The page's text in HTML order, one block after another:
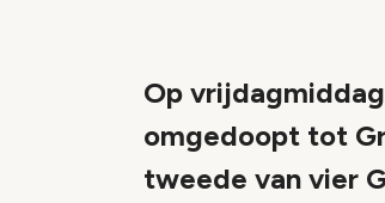
Op
omgedoopt tot
tweede van vier